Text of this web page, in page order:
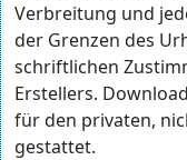
Verbreitung und
der Grenzen des
schriftlichen
Erstellers.
für den privaten,
gestattet.